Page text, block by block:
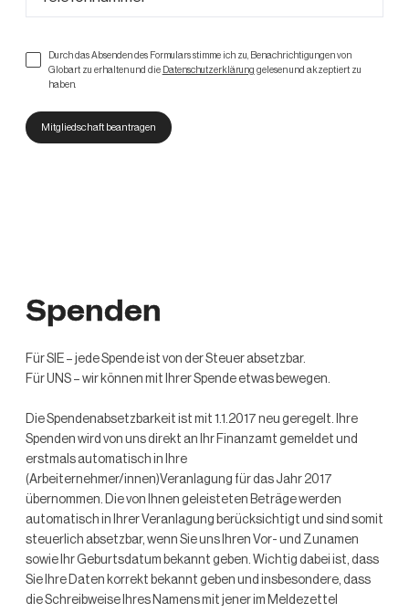
Durch das Absenden des Formulars stimme ich zu, Benachrichtigungen von
Globart zu erhalten und die Datenschutzerklärung gelesen und akzeptiert zu
haben.
Spenden
Für SIE – jede Spende ist von der Steuer absetzbar.
Für UNS – wir können mit Ihrer Spende etwas bewegen.
Die Spendenabsetzbarkeit ​ist​ mit 1.1.2017 neu geregelt.​ ​Ihre
Spenden w​i​rd von ​uns​ direkt an Ihr Finanzamt gemeldet und
erstmals automatisch in Ihre
(Arbeiternehmer/innen)Veranlagung für das Jahr 2017
übernommen. Die von Ihnen geleisteten Beträge werden
automatisch in Ihrer Veranlagung berücksichtigt und sind somit
steuerlich absetzbar, wenn Sie ​uns​ Ihren Vor- und Zunamen
sowie Ihr Geburtsdatum bekannt geben. Wichtig dabei ist, dass
Sie Ihre Daten korrekt bekannt geben und insbesondere, dass
die Schreibweise Ihres Namens mit jener im Meldezettel